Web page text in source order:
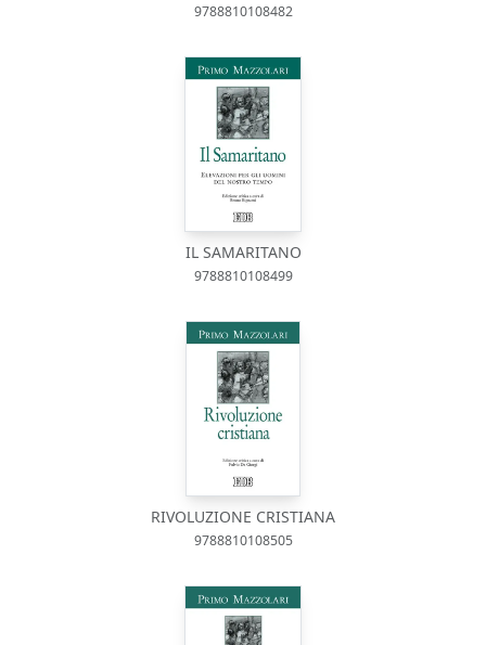
9788810108482
IL SAMARITANO
9788810108499
RIVOLUZIONE CRISTIANA
9788810108505